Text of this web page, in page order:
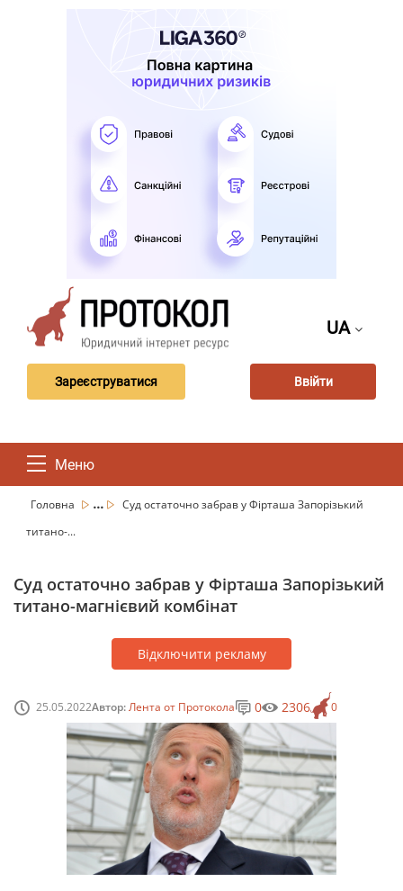
UA
Зареєструватися Ввійти
Меню
Головна ...
Суд остаточно забрав у Фірташа Запорізький
титано-...
Суд остаточно забрав у Фірташа Запорізький
титано-магнієвий комбінат
Відключити рекламу
25.05.2022Автор:Лента от Протокола 0
0 2306